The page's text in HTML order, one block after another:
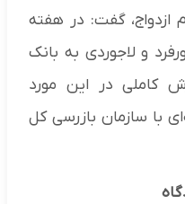
ازدواج، گفت: در هفته
و لاجوردی به بانک
کاملی در این مورد
با سازمان بازرسی کل